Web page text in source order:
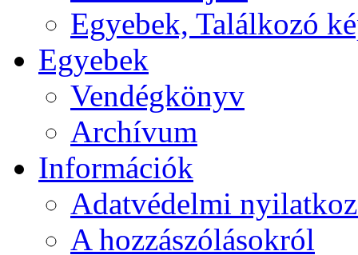
Egyebek, Találkozó
Egyebek
Vendégkönyv
Archívum
Információk
Adatvédelmi
A hozzászólásokról